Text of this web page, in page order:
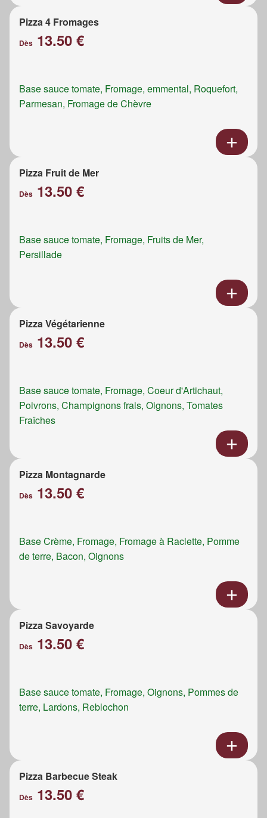
Pizza 4 Fromages
Dès 13.50 €
Base sauce tomate, Fromage, emmental, Roquefort,
Parmesan, Fromage de Chèvre
Pizza Fruit de Mer
Dès 13.50 €
Base sauce tomate, Fromage, Fruits de Mer,
Persillade
Pizza Végétarienne
Dès 13.50 €
Base sauce tomate, Fromage, Coeur d'Artichaut,
Poivrons, Champignons frais, Oignons, Tomates
Fraîches
Pizza Montagnarde
Dès 13.50 €
Base Crème, Fromage, Fromage à Raclette, Pomme
de terre, Bacon, Oignons
Pizza Savoyarde
Dès 13.50 €
Base sauce tomate, Fromage, Oignons, Pommes de
terre, Lardons, Reblochon
Pizza Barbecue Steak
Dès 13.50 €